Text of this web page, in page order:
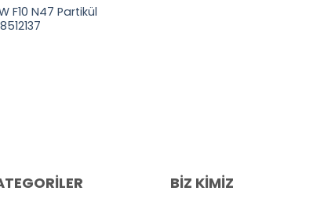
F10 N47 Partikül
BİZ KİMİZ